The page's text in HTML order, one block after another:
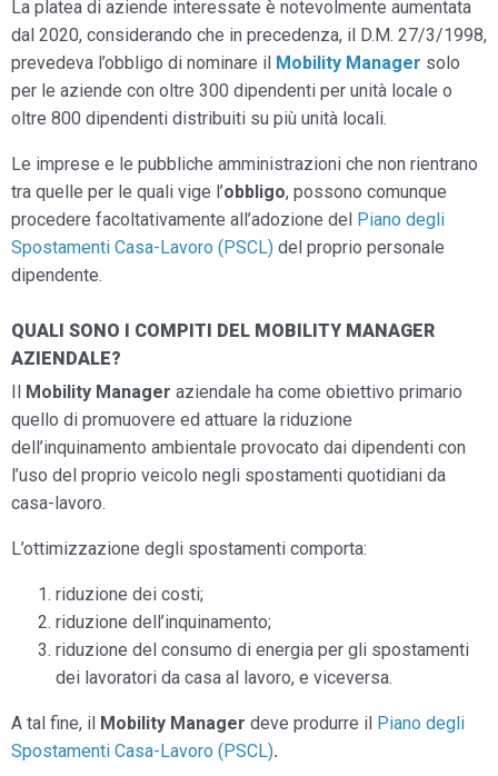
La platea di aziende interessate è notevolmente aumentata
dal 2020, considerando che in precedenza, il D.M. 27/3/1998,
prevedeva l’obbligo di nominare il Mobility Manager solo
per le aziende con oltre 300 dipendenti per unità locale o
oltre 800 dipendenti distribuiti su più unità locali.
Le imprese e le pubbliche amministrazioni che non rientrano
tra quelle per le quali vige l’obbligo, possono comunque
procedere facoltativamente all’adozione del Piano degli
Spostamenti Casa-Lavoro (PSCL) del proprio personale
dipendente.
QUALI SONO I COMPITI DEL MOBILITY MANAGER
AZIENDALE?
Il Mobility Manager aziendale ha come obiettivo primario
quello di promuovere ed attuare la riduzione
dell’inquinamento ambientale provocato dai dipendenti con
l’uso del proprio veicolo negli spostamenti quotidiani da
casa-lavoro.
L’ottimizzazione degli spostamenti comporta:
riduzione dei costi;
riduzione dell’inquinamento;
riduzione del consumo di energia per gli spostamenti
dei lavoratori da casa al lavoro, e viceversa.
A tal fine, il Mobility Manager deve produrre il Piano degli
Spostamenti Casa-Lavoro (PSCL).